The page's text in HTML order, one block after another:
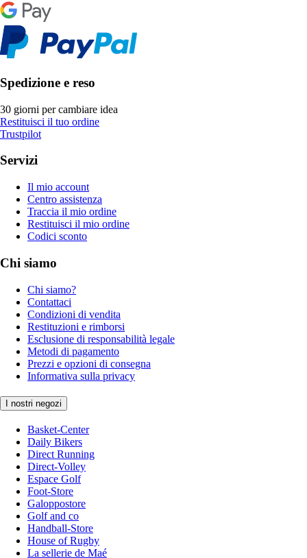
Spedizione e reso
30 giorni per cambiare idea
Restituisci il tuo ordine
Trustpilot
Servizi
Il mio account
Centro assistenza
Traccia il mio ordine
Restituisci il mio ordine
Codici sconto
Chi siamo
Chi siamo?
Contattaci
Condizioni di vendita
Restituzioni e rimborsi
Esclusione di responsabilità legale
Metodi di pagamento
Prezzi e opzioni di consegna
Informativa sulla privacy
I nostri negozi
Basket-Center
Daily Bikers
Direct Running
Direct-Volley
Espace Golf
Foot-Store
Galoppostore
Golf and co
Handball-Store
House of Rugby
La sellerie de Maé